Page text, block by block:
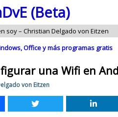
(Beta)
soy – Christian Delgado von Eitzen
Office y más programas gratis
una Wifi en
von Eitzen